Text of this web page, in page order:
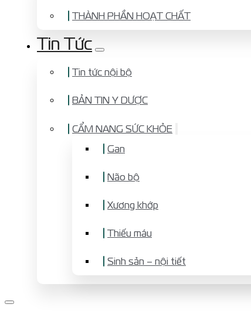
THÀNH PHẦN HOẠT CHẤT
Tin Tức
Tin tức nội bộ
BẢN TIN Y DƯỢC
CẨM NANG SỨC KHỎE
Gan
Não bộ
Xương khớp
Thiếu máu
Sinh sản – nội tiết